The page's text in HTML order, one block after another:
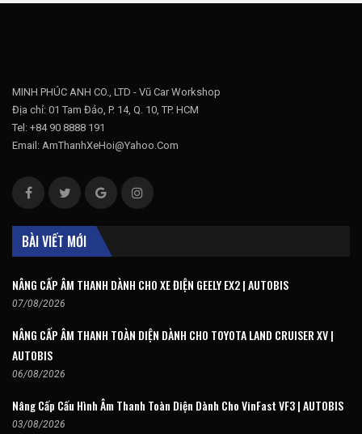
MINH PHÚC ANH CO., LTD - Vũ Car Workshop
Địa chỉ: 01 Tam Đảo, P. 14, Q. 10, TP. HCM
Tel: +84 90 8888 191
Email: AmThanhXeHoi@Yahoo.Com
BÀI VIẾT MỚI
NÂNG CẤP ÂM THANH DÀNH CHO XE ĐIỆN GEELY EX2 | AUTOBIS
07/08/2026
NÂNG CẤP ÂM THANH TOÀN DIỆN DÀNH CHO TOYOTA LAND CRUISER XV |
AUTOBIS
06/08/2026
Nâng Cấp Cấu Hình Âm Thanh Toàn Diện Dành Cho VinFast VF3 | AUTOBIS
03/08/2026